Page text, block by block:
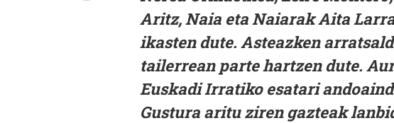
Aritz, Naia eta Naiarak Aita
ikasten dute. Asteazken
tailerrean parte hartzen dute.
Euskadi Irratiko esatari
Gustura aritu ziren gazteak